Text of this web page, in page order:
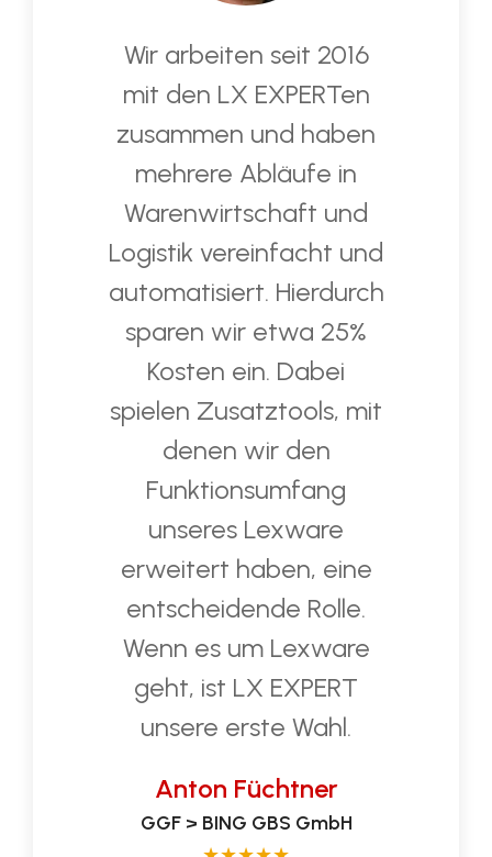
Wir arbeiten seit 2016
mit den LX EXPERTen
zusammen und haben
mehrere Abläufe in
Warenwirtschaft und
Logistik vereinfacht und
automatisiert. Hierdurch
sparen wir etwa 25%
Kosten ein. Dabei
spielen Zusatztools, mit
denen wir den
Funktionsumfang
unseres Lexware
erweitert haben, eine
entscheidende Rolle.
Wenn es um Lexware
geht, ist LX EXPERT
unsere erste Wahl.
Anton Füchtner
GGF > BING GBS GmbH